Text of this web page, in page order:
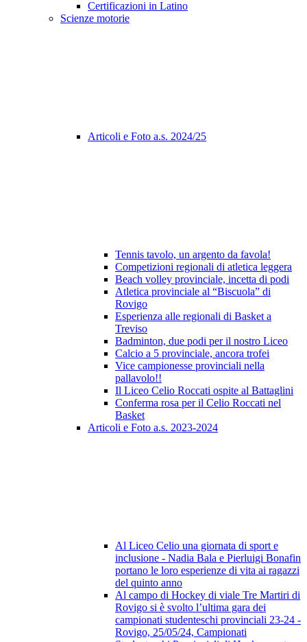
Certificazioni in Latino
Scienze motorie
Articoli e Foto a.s. 2024/25
Tennis tavolo, un argento da favola!
Competizioni regionali di atletica leggera
Beach volley provinciale, incetta di podi
Atletica provinciale al “Biscuola” di
Rovigo
Esperienza alle regionali di Basket a
Treviso
Badminton, due podi per il nostro Liceo
Calcio a 5 provinciale, ancora trofei
Vice campionesse provinciali nella
pallavolo!!
Il Liceo Celio Roccati ospite al Battaglini
Conferma rosa per il Celio Roccati nel
Basket
Articoli e Foto a.s. 2023-2024
Al Liceo Celio una giornata di sport e
inclusione - Nadia Bala e Pierluigi Bonafin
portano le loro esperienze di vita ai ragazzi
del quinto anno
Al campo di Hockey di viale Tre Martiri di
Rovigo si è svolto l’ultima gara dei
campionati studenteschi provinciali 23-24 -
Rovigo, 25/05/24, Campionati